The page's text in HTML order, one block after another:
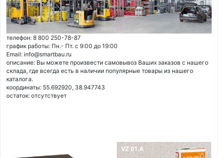
телефон: 8 800 250-78-87
график работы: Пн.- Пт. с 9:00 до 19:00
Email: info@smartbau.ru
описание: Вы можете произвести самовывоз Ваших заказов с нашего
склада, где всегда есть в наличии популярные товары из нашего
каталога.
координаты: 55.692920, 38.947743
остаток: отсутствует